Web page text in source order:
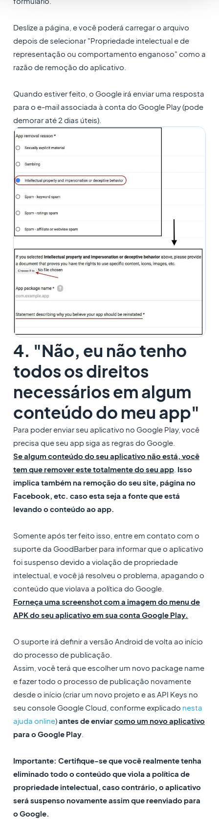
Deslize a página, e você poderá carregar o arquivo
depois de selecionar "Propriedade intelectual e de
representação ou comportamento enganoso" como a
razão de remoção do aplicativo.
Quando estiver feito, o Google irá enviar uma resposta
para o e-mail associada à conta do Google Play (pode
demorar até 2 dias úteis).
4. "Não, eu não tenho
todos os direitos
necessários em algum
conteúdo do meu app"
Para poder enviar seu aplicativo no Google Play, você
precisa que seu app siga as regras do Google.
Se algum conteúdo do seu aplicativo não está, você
tem que remover este totalmente do seu app. Isso
implica também na remoção do seu site, página no
Facebook, etc. caso esta seja a fonte que está
levando o conteúdo ao app.
Somente após ter feito isso, entre em contato com o
suporte da GoodBarber para informar que o aplicativo
foi suspenso devido a violação de propriedade
intelectual, e você já resolveu o problema, apagando o
conteúdo que violava a política do Google.
Forneça uma screenshot com a imagem do menu de
APK do seu aplicativo em sua conta Google Play.
O suporte irá definir a versão Android de volta ao início
do processo de publicação.
Assim, você terá que escolher um novo package name
e fazer todo o processo de publicação novamente
desde o início (criar um novo projeto e as API Keys no
seu console Google Cloud, conforme explicado nesta
ajuda online)antes de enviarcomo um novo aplicativo
para o Google Play.
Importante: Certifique-se que você realmente tenha
eliminado todo o conteúdo que viola a política de
propriedade intelectual, caso contrário, o aplicativo
será suspenso novamente assim que reenviado para
o Google.